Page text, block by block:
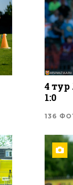
4 тур
1:0
136